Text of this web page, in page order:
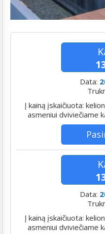
Data:
Į kainą įskaičiuota:
asmeniui dviviečiame
Data:
Į kainą įskaičiuota:
asmeniui dviviečiame